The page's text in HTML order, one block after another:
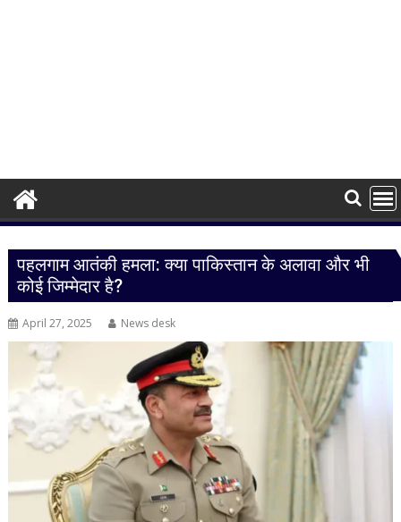
पहलगाम आतंकी हमला: क्या पाकिस्तान के अलावा और भी
कोई जिम्मेदार है?
April 27, 2025 News desk